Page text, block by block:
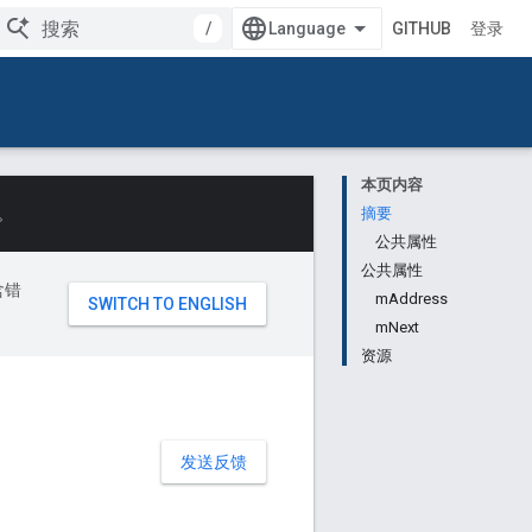
/ GITHUB 登录
本页内容
摘要
公共属性
公共属性
mAddress
mNext
资源
错
发送反馈